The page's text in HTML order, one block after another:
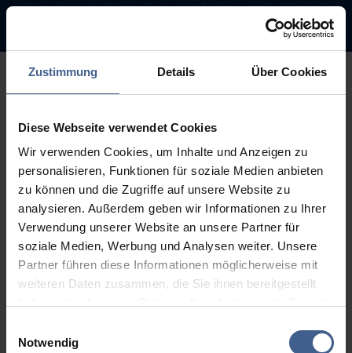
Zustimmung Details Über Cookies
Diese Webseite verwendet Cookies
Wir verwenden Cookies, um Inhalte und Anzeigen zu
personalisieren, Funktionen für soziale Medien anbieten
zu können und die Zugriffe auf unsere Website zu
analysieren. Außerdem geben wir Informationen zu Ihrer
Verwendung unserer Website an unsere Partner für
soziale Medien, Werbung und Analysen weiter. Unsere
Partner führen diese Informationen möglicherweise mit
weiteren Daten zusammen, die Sie ihnen bereitgestellt
Weitere Informationen finden Sie in unseren
Notwendig
Sorry, this page is not
available.
The link you followed may be broken or the page may have been
removed.
Back to homepage Go to search (Link offen)